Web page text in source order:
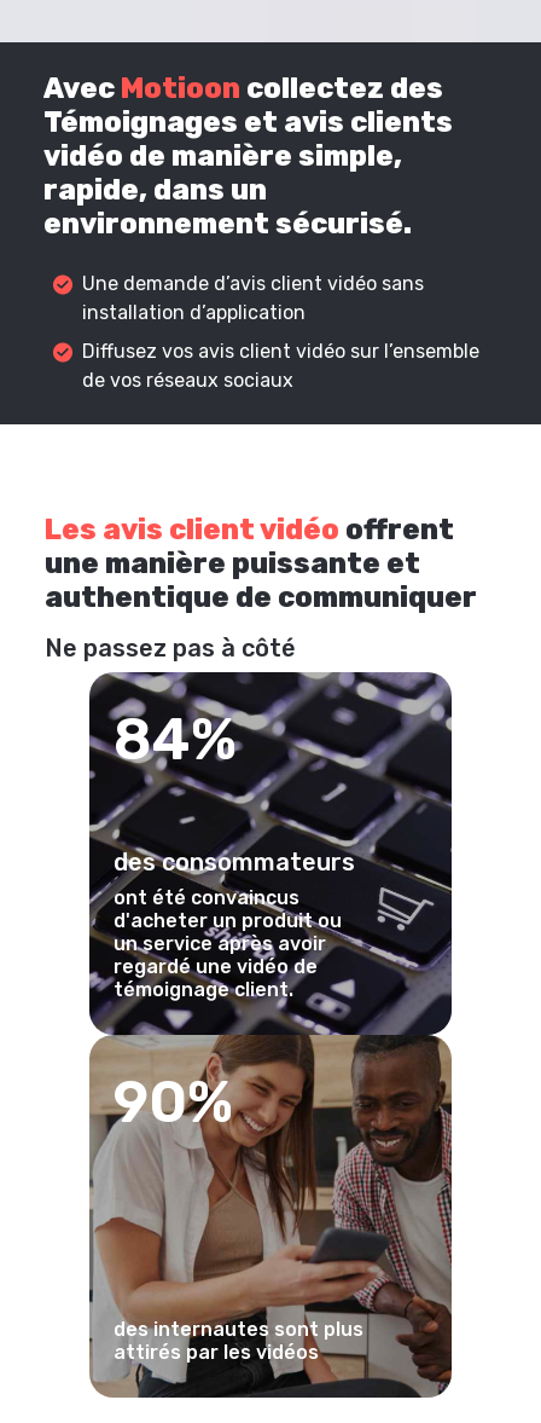
Avec Motioon collectez des
Témoignages et avis clients
vidéo de manière simple,
rapide, dans un
environnement sécurisé.
Une demande d’avis client vidéo sans
installation d’application
Diffusez vos avis client vidéo sur l’ensemble
de vos réseaux sociaux
Les avis client vidéo offrent
une manière puissante et
authentique de communiquer
Ne passez pas à côté
84%
des consommateurs
ont été convaincus
d'acheter un produit ou
un service après avoir
regardé une vidéo de
témoignage client.
90%
des internautes sont plus
attirés par les vidéos